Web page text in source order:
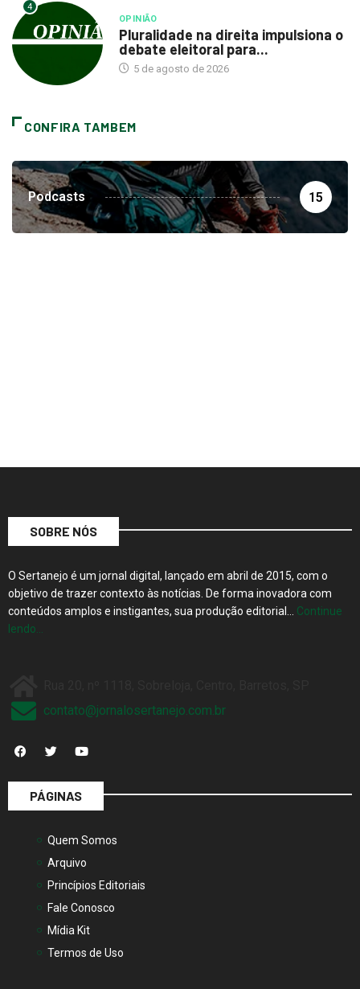
4
OPINIÃO
Pluralidade na direita impulsiona o
debate eleitoral para...
5 de agosto de 2026
CONFIRA TAMBEM
Podcasts 15
SOBRE NÓS
O Sertanejo é um jornal digital, lançado em abril de 2015, com o
objetivo de trazer contexto às notícias. De forma inovadora com
conteúdos amplos e instigantes, sua produção editorial… Continue
lendo…
contato@jornalosertanejo.com.br
PÁGINAS
Quem Somos
Arquivo
Princípios Editoriais
Fale Conosco
Mídia Kit
Termos de Uso